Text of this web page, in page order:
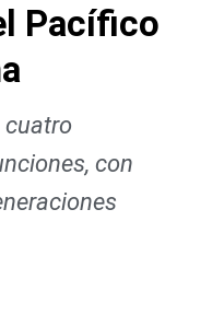
Pacífico
cuatro
con